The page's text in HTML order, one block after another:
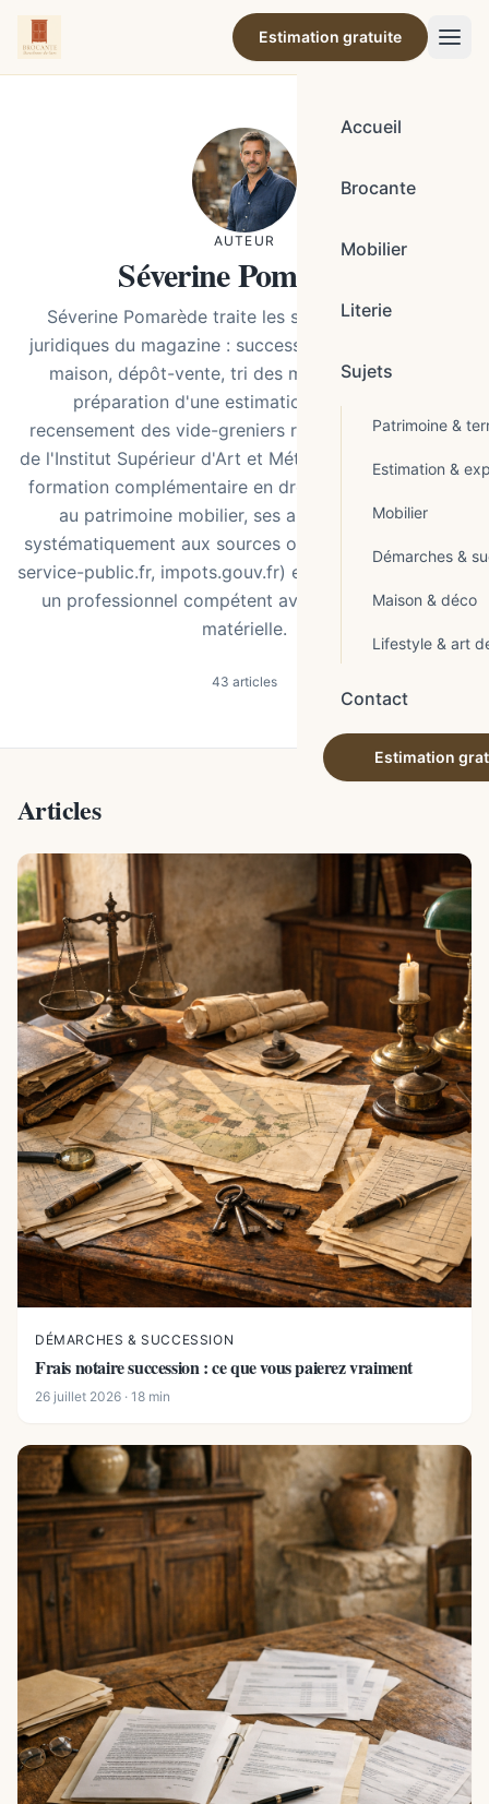
Estimation gratuite
Accueil
Brocante
Mobilier
Literie
Sujets
Patrimoine &
Estimation &
Mobilier
Démarches &
Maison & déco
Lifestyle & art
Contact
Estimation
AUTEUR
Séverine Pomarède
Séverine Pomarède traite les sujets pratiques et
juridiques du magazine : succession mobilière, vide-
maison, dépôt-vente, tri des meubles familiaux,
préparation d'une estimation prudente, et
recensement des vide-greniers régionaux. Diplômée
de l'Institut Supérieur d'Art et Métiers et titulaire d'une
formation complémentaire en droit notarial appliqué
au patrimoine mobilier, ses articles renvoient
systématiquement aux sources officielles (notaires.fr,
service-public.fr, impots.gouv.fr) et invitent à consulter
un professionnel compétent avant toute décision
matérielle.
43 articles
Articles
DÉMARCHES & SUCCESSION
Frais notaire succession : ce que vous paierez vraiment
26 juillet 2026 · 18 min